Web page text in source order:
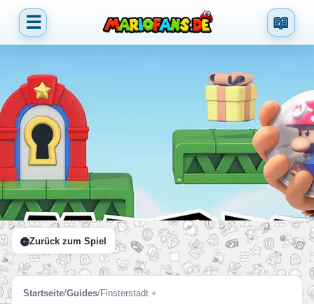
☰ 📖
Zurück zum Spiel
Startseite/Guides/Finsterstadt +